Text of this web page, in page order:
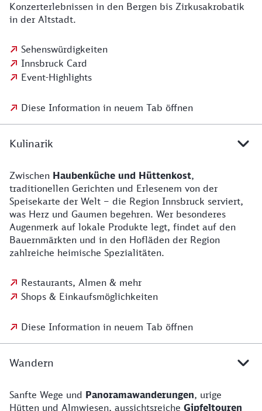
Konzerterlebnissen in den Bergen bis Zirkusakrobatik
in der Altstadt.
Sehenswürdigkeiten
Innsbruck Card
Event-Highlights
Diese Information in neuem Tab öffnen
Kulinarik
Zwischen Haubenküche und Hüttenkost,
traditionellen Gerichten und Erlesenem von der
Speisekarte der Welt – die Region Innsbruck serviert,
was Herz und Gaumen begehren. Wer besonderes
Augenmerk auf lokale Produkte legt, findet auf den
Bauernmärkten und in den Hofläden der Region
zahlreiche heimische Spezialitäten.
Restaurants, Almen & mehr
Shops & Einkaufsmöglichkeiten
Diese Information in neuem Tab öffnen
Wandern
Sanfte Wege und Panoramawanderungen, urige
Hütten und Almwiesen, aussichtsreiche Gipfeltouren